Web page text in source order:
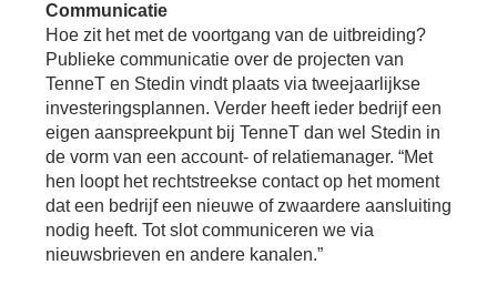
Communicatie
Hoe zit het met de voortgang van de uitbreiding?
Publieke communicatie over de projecten van
TenneT en Stedin vindt plaats via tweejaarlijkse
investeringsplannen. Verder heeft ieder bedrijf een
eigen aanspreekpunt bij TenneT dan wel Stedin in
de vorm van een account- of relatiemanager. “Met
hen loopt het rechtstreekse contact op het moment
dat een bedrijf een nieuwe of zwaardere aansluiting
nodig heeft. Tot slot communiceren we via
nieuwsbrieven en andere kanalen.”